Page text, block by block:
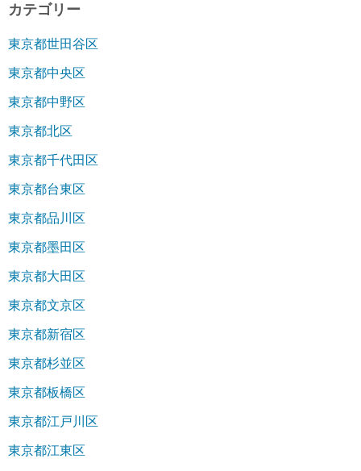
カテゴリー
東京都世田谷区
東京都中央区
東京都中野区
東京都北区
東京都千代田区
東京都台東区
東京都品川区
東京都墨田区
東京都大田区
東京都文京区
東京都新宿区
東京都杉並区
東京都板橋区
東京都江戸川区
東京都江東区